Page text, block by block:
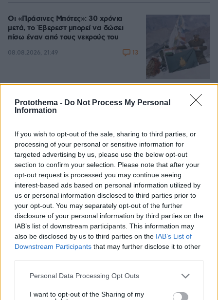
Protothema - Do Not Process My Personal
Information
If you wish to opt-out of the sale, sharing to third parties, or
processing of your personal or sensitive information for
targeted advertising by us, please use the below opt-out
section to confirm your selection. Please note that after your
opt-out request is processed you may continue seeing
interest-based ads based on personal information utilized by
us or personal information disclosed to third parties prior to
your opt-out. You may separately opt-out of the further
disclosure of your personal information by third parties on the
IAB’s list of downstream participants. This information may
also be disclosed by us to third parties on the IAB’s List of
Downstream Participants that may further disclose it to other
Please note that this website/app uses one or more Google
not limited to your visit or usage behaviour. You may click to
Personal Data Processing Opt Outs
I want to opt-out of the Sharing of my
Οι «Πράσινες Μπότες»: 30 χρόνια
μετά, το Έβερεστ μπορεί να δώσει
πίσω έναν από τους νεκρούς του
08.08.2026, 21:49 13
Για ανθρωποκτονία από αμέλεια
κατηγορούνται οι γονείς του 4χρονου
Πάρο: Πώς έγινε η τραγωδία
08.08.2026, 21:22 74
Συνδικαλιστής ψαράς που αποχώρησε
από την Ελπίδα της Καρυστιανού, της
ζητά να τον προστατέψει:
Καταγγέλλει μεθοδευμένη σπίλωση
από μέλη του κόμματος
08.08.2026, 20:05 38
Πατέρας για δεύτερη φορά ο
Κωνσταντέλιας: Η σύζυγός του
Χριστίνα έφερε στον κόσμο ένα